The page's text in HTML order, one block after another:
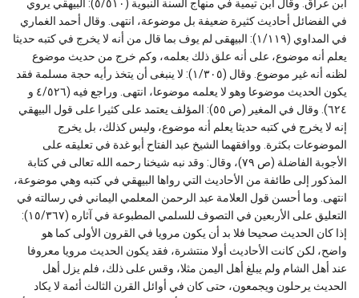
ابن عراق. وقال ابن تيمية في منهاج السنة النبوية (٥/٥١٠): البيهقي يروي
في الفضائل أحاديث كثيرة ضعيفة بل موضوعة، انتهى. وقال أحمد الغماري
في المداوي (١/١١٩): البيهقى لم يوف بما قال من أنه لا يخرج في كتبه حديثا
يعلم أنه موضوع، على أنه علق ذلك بعلمه، وكم خرج من حديث موضوع
لظنه أنه غير موضوع. وقال (١/٣٠٥): لا ينبغى أن يتخذ رأيه حجة مسلمة فقد
يكون الحديث موضوعا وهو لا يعلمه موضوعا، انتهى. وراجع فيه (٤/٥٢٦ و
٦٢٤). وقال في المغير (ص ٥٥): المؤلف يعتمد على كثيرا على قول البيهقي
إنه لا يخرج في كتبه حديثا يعلم أنه موضوع، وليس كذلك، بل يخرج
الموضوعات بكثرة. ووافقهما الشيخ عبد الفتاح أبو غدة في تعليقه على
الأجوبة الفاضلة (ص ٧٩)، وقال: وقد نبه شيخنا رحمه الله تعالى في كتابة
المذكور إلى طائفة من الأحاديث التي رواها البيهقي في كتبه وهي موضوعة،
انتهى. وما أحسن قول العلامة عبد الرحمن المعلمي اليماني في رسالته في
التعليق على الأربعين في التصوف للسلمي المطبوعة في آثاره (١٥/٣٦٧):
إذا كان الحديث صحيحا فلا بد أن يكون مرويا في القرون الأولى كما هو
واضح، لكن كانت الأحاديث أولا منتشرة، فقد يكون الحديث مرويا معروفا
عند أهل الشام ولم يبلغ أهل اليمن مثلا، وقس على ذلك، فلم يزل أهل
الحديث يرحلون ويجمعون، حتى كان في أوائل القرن الثالث أئمة لا يكاد